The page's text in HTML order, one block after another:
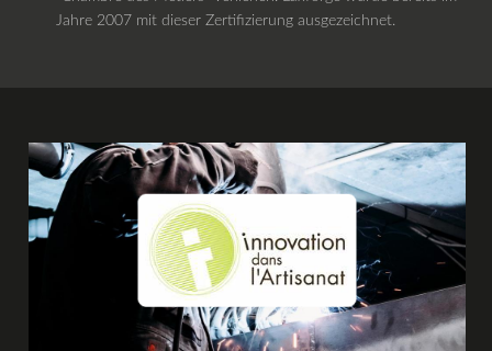
Jahre 2007 mit dieser Zertifizierung ausgezeichnet.